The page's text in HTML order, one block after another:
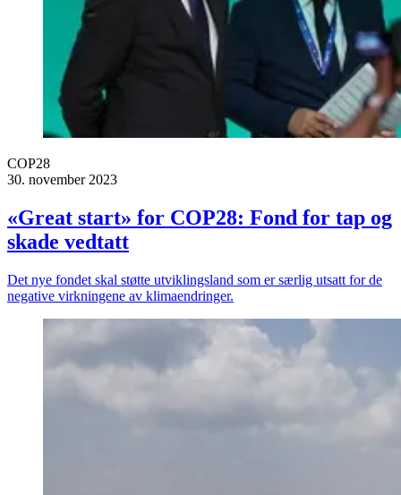
COP28
30. november 2023
«Great start» for COP28: Fond for tap og
skade vedtatt
Det nye fondet skal støtte utviklingsland som er særlig utsatt for de
negative virkningene av klimaendringer.